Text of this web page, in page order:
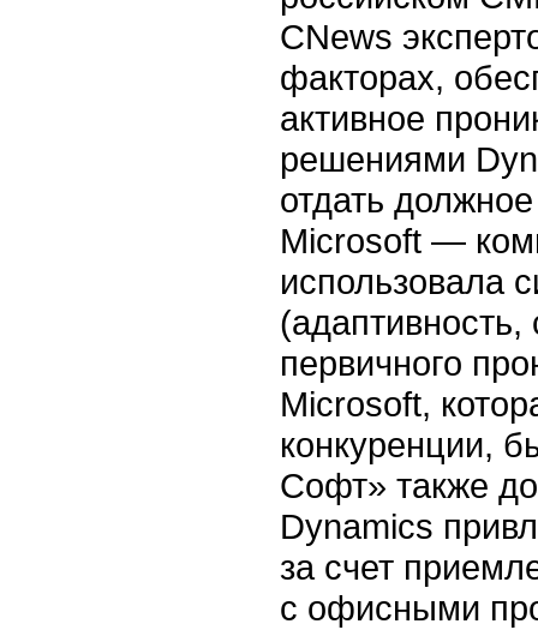
CNews
факторах,
активное
решениями
отдать
Microsoft —
использовала
первичного
Microsoft,
конкуренции,
Софт» также
Dynamics
за счет
с офисными